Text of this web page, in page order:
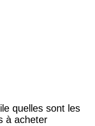
quelles sont les
à acheter